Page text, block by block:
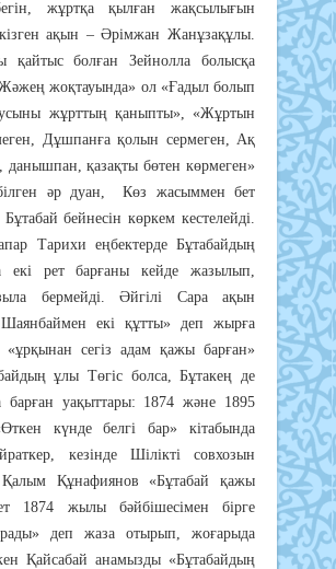
жұртқа қылған жақсылығын
ақын – Әрімжан Жанұзақұлы.
қайтыс болған Зейнолла болысқа
жоқтауында» ол «Ғадыл болып
жұрттың қаныпты», «Жұртын
Дұшпанға қолын сермеген, Ақ
данышпан, қазақты бөтен көрмеген»
әр дуан, Көз жасыммен бет
бейнесін көркем кестелейді.
Тарихи еңбектерде Бұтабайдың
екі рет барғаны кейде жазылып,
бермейді. Әйгілі Сара ақын
Шаянбаймен екі құтты» деп жырға
«ұрқынан сегіз адам қажы барған»
ұлы Төгіс болса, Бұтакең де
барған уақыттары: 1874 және 1895
күнде белгі бар» кітабында
кезінде Шілікті совхозын
Қалым Құнафиянов «Бұтабай қажы
1874 жылы бәйбішесімен бірге
деп жаза отырып, жоғарыда
Қайсабай анамызды «Бұтабайдың